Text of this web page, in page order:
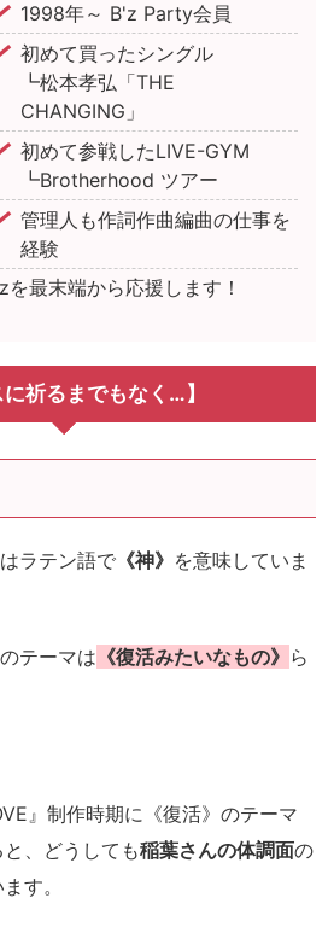
1998年～ B'z Party会員
初めて買ったシングル
┗松本孝弘「THE
CHANGING」
初めて参戦したLIVE-GYM
┗Brotherhood ツアー
管理人も作詞作曲編曲の仕事を
経験
を最末端から応援します！
に祈るまでもなく…】
ラテン語で 《神》 を意味していま
テーマは 《復活みたいなもの》 ら
』制作時期に《復活》のテーマ
、どうしても稲葉さんの体調面の
す。